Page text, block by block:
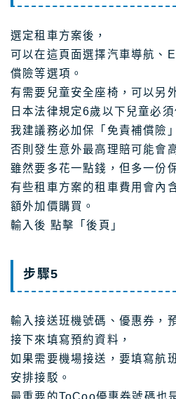
選定租車方案後，
可以在這頁面選擇汽車導航、
償險等選項。
有需要兒童安全座椅，可以另
日本法律規定6歲以下兒童必
我建議務必加保「免責補償險
否則發生意外最高理賠可能會
雖然要多花一點錢，但多一份
有些租車方案的租車費用會內
額外加價購買。
輸入後 點擊「後頁」
步驟5
輸入接送班機號碼、優惠券，
接下來填寫預約資料，
如果需要機場接送，要填寫航
安排接駁。
最重要的ToCoo優惠券號碼也